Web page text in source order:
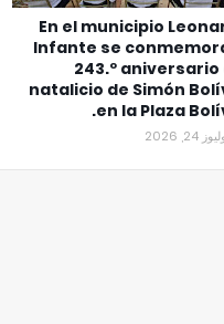
En el municipio
Infante se
243.º aniversario
natalicio de Simón
en la Plaza
24, 2026